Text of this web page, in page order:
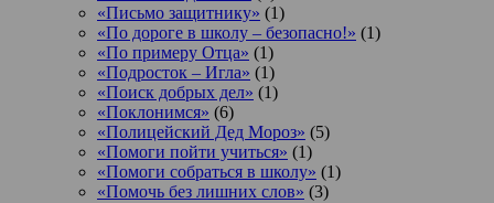
«Письмо защитнику» (1)
«По дороге в школу – безопасно!» (1)
«По примеру Отца» (1)
«Подросток ‒ Игла» (1)
«Поиск добрых дел» (1)
«Поклонимся» (6)
«Полицейский Дед Мороз» (5)
«Помоги пойти учиться» (1)
«Помоги собраться в школу» (1)
«Помочь без лишних слов» (3)